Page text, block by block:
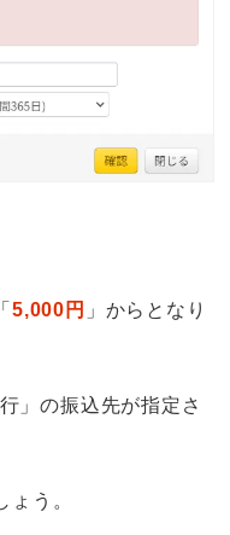
5,000円 」からとなり
」の振込先が指定さ
う。